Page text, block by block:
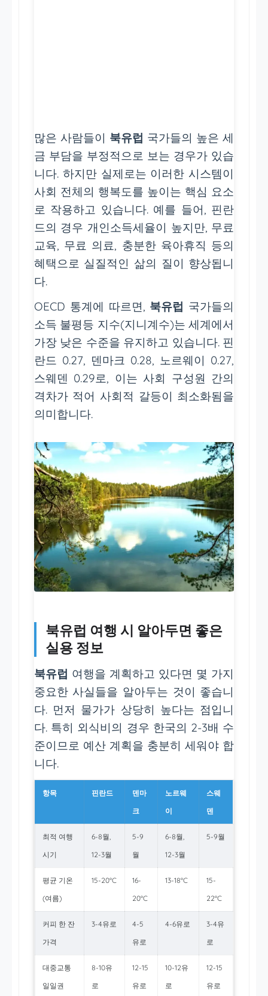
많은 사람들이 북유럽 국가들의 높은 세
금 부담을 부정적으로 보는 경우가 있습
니다. 하지만 실제로는 이러한 시스템이
사회 전체의 행복도를 높이는 핵심 요소
로 작용하고 있습니다. 예를 들어, 핀란
드의 경우 개인소득세율이 높지만, 무료
교육, 무료 의료, 충분한 육아휴직 등의
혜택으로 실질적인 삶의 질이 향상됩니
다.
OECD 통계에 따르면, 북유럽 국가들의
소득 불평등 지수(지니계수)는 세계에서
가장 낮은 수준을 유지하고 있습니다. 핀
란드 0.27, 덴마크 0.28, 노르웨이 0.27,
스웨덴 0.29로, 이는 사회 구성원 간의
격차가 적어 사회적 갈등이 최소화됨을
의미합니다.
북유럽 여행 시 알아두면 좋은
실용 정보
북유럽 여행을 계획하고 있다면 몇 가지
중요한 사실들을 알아두는 것이 좋습니
다. 먼저 물가가 상당히 높다는 점입니
다. 특히 외식비의 경우 한국의 2-3배 수
준이므로 예산 계획을 충분히 세워야 합
니다.
항목 핀란드
덴마
크
노르웨
이
스웨
덴
최적 여행
시기
6-8월,
12-3월
5-9
월
6-8월,
12-3월
5-9월
평균 기온
(여름)
15-20°C
16-
20°C
13-18°C
15-
22°C
커피 한 잔
가격
3-4유로
4-5
유로
4-6유로
3-4유
로
대중교통
일일권
8-10유
로
12-15
유로
10-12유
로
12-15
유로